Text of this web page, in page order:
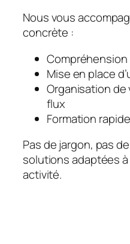
Nous vous
concrète :
Mise en place
Organisation
flux
Formation
Pas de jargon, pas
solutions adaptées
activité.